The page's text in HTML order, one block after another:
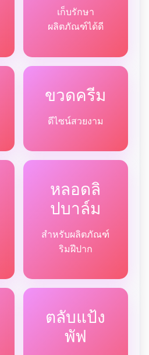
เก็บรักษา
ผลิตภัณฑ์ได้ดี
ขวดครีม
ดีไซน์สวยงาม
หลอดลิ
ปบาล์ม
สำหรับผลิตภัณฑ์
ริมฝีปาก
ตลับแป้ง
พัฟ